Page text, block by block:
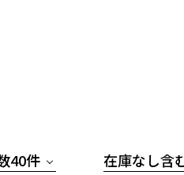
40件 在庫なし含